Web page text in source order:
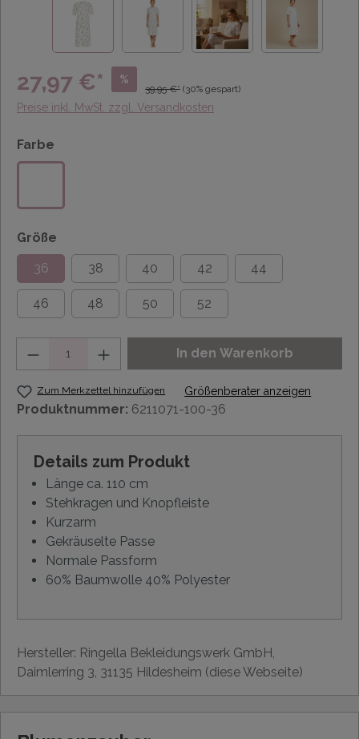
27,97 €* %
39,95 €* (30% gespart)
Preise inkl. MwSt. zzgl. Versandkosten
Farbe
Größe
36
38 40 42 44
46 48 50 52
In den Warenkorb
Zum Merkzettel hinzufügen Größenberater anzeigen
Produktnummer: 6211071-100-36
Details zum Produkt
Länge ca. 110 cm
Stehkragen und Knopfleiste
Kurzarm
Gekräuselte Passe
Normale Passform
60% Baumwolle 40% Polyester
Hersteller: Ringella Bekleidungswerk GmbH,
Daimlerring 3, 31135 Hildesheim (diese Webseite)